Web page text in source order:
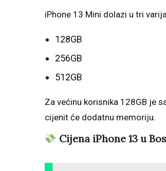
iPhone 13 Mini dolazi u tri
128GB
256GB
512GB
Za većinu korisnika 128GB je
cijenit će dodatnu memoriju.
Cijena iPhone 13 u